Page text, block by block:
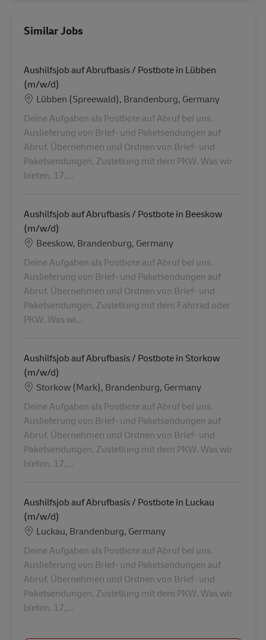
Similar Jobs
Aushilfsjob auf Abrufbasis / Postbote in Lübben
(m/w/d)
Location
Lübben (Spreewald), Brandenburg, Germany
Deine Aufgaben als Postbote auf Abruf bei uns.
Auslieferung von Brief- und Paketsendungen auf
Abruf. Übernehmen und Ordnen von Brief- und
Paketsendungen. Zustellung mit dem PKW. Was wir
bieten. 17,...
Aushilfsjob auf Abrufbasis / Postbote in Beeskow
(m/w/d)
Location
Beeskow, Brandenburg, Germany
Deine Aufgaben als Postbote auf Abruf bei uns.
Auslieferung von Brief- und Paketsendungen auf
Abruf. Übernehmen und Ordnen von Brief- und
Paketsendungen. Zustellung mit dem Fahrrad oder
PKW. Was wi...
Aushilfsjob auf Abrufbasis / Postbote in Storkow
(m/w/d)
Location
Storkow (Mark), Brandenburg, Germany
Deine Aufgaben als Postbote auf Abruf bei uns.
Auslieferung von Brief- und Paketsendungen auf
Abruf. Übernehmen und Ordnen von Brief- und
Paketsendungen. Zustellung mit dem PKW. Was wir
bieten. 17,...
Aushilfsjob auf Abrufbasis / Postbote in Luckau
(m/w/d)
Location
Luckau, Brandenburg, Germany
Deine Aufgaben als Postbote auf Abruf bei uns.
Auslieferung von Brief- und Paketsendungen auf
Abruf. Übernehmen und Ordnen von Brief- und
Paketsendungen. Zustellung mit dem PKW. Was wir
bieten. 17,...